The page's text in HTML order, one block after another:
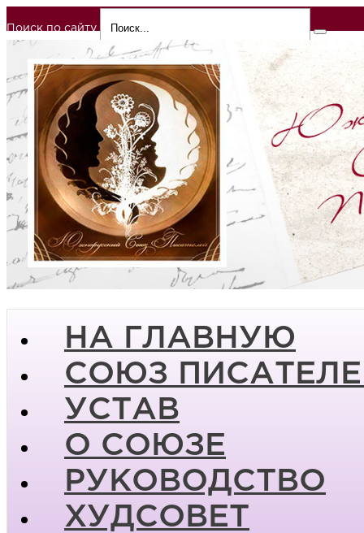
Поиск по сайту
НА ГЛАВНУЮ
СОЮЗ
УСТАВ
О СОЮЗЕ
РУКОВОДСТВО
ХУДСОВЕТ